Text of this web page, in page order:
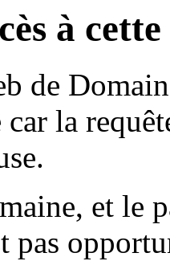
à
de
car la
et le
pas